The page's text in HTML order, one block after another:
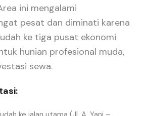
ini mengalami
pesat dan diminati karena
ke tiga pusat ekonomi
hunian profesional muda,
sewa.